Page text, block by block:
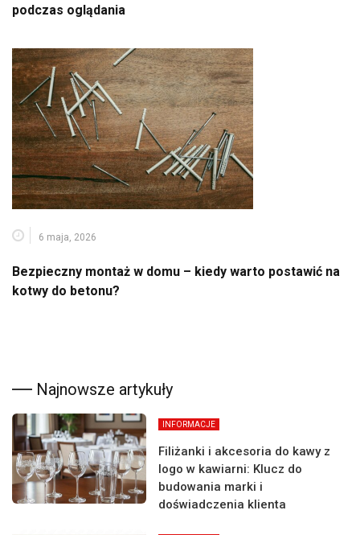
podczas oglądania
6 maja, 2026
Bezpieczny montaż w domu – kiedy warto postawić na
kotwy do betonu?
Najnowsze artykuły
INFORMACJE
Filiżanki i akcesoria do kawy z
logo w kawiarni: Klucz do
budowania marki i
doświadczenia klienta